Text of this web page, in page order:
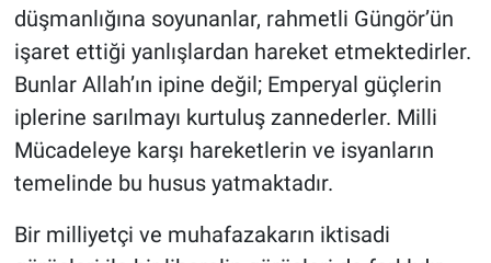
düşmanlığına soyunanlar, rahmetli Güngör’ün
işaret ettiği yanlışlardan hareket etmektedirler.
Bunlar Allah’ın ipine değil; Emperyal güçlerin
iplerine sarılmayı kurtuluş zannederler. Milli
Mücadeleye karşı hareketlerin ve isyanların
temelinde bu husus yatmaktadır.
Bir milliyetçi ve muhafazakarın iktisadi